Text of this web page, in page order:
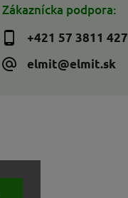
Zákaznícka podpora:
+421 57 3811 427
elmit@elmit.sk